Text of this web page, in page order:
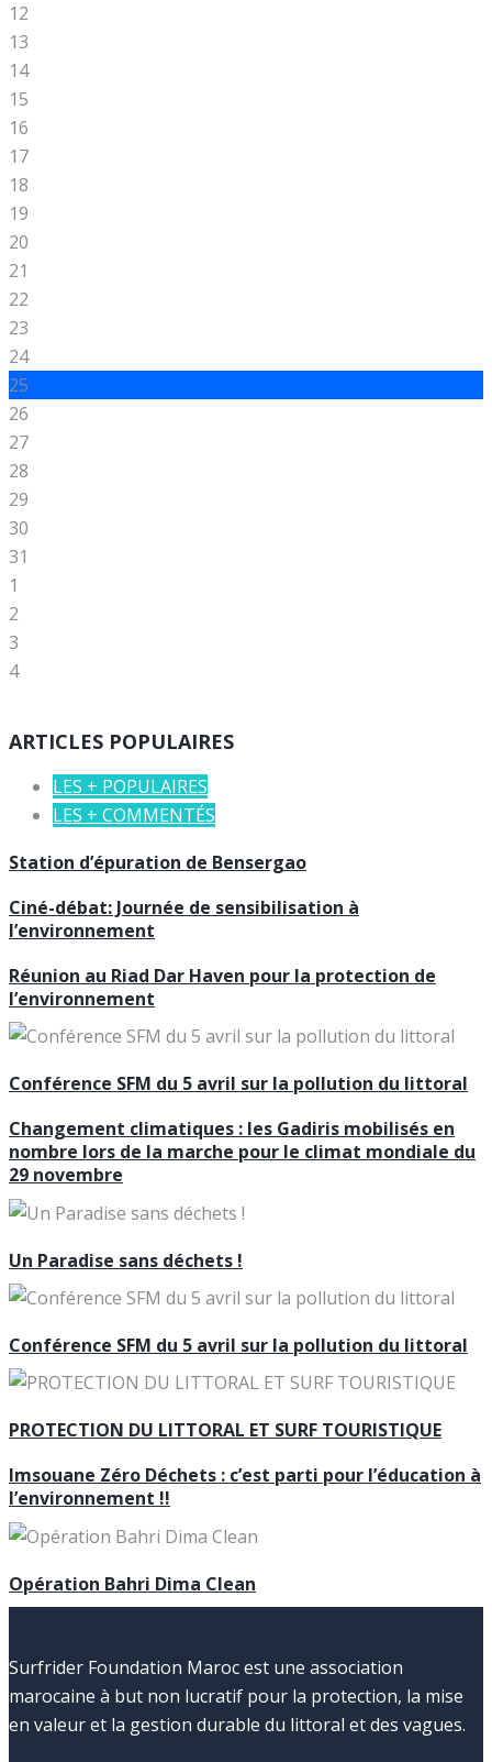
12
13
14
15
16
17
18
19
20
21
22
23
24
25
26
27
28
29
30
31
1
2
3
4
ARTICLES POPULAIRES
LES + POPULAIRES
LES + COMMENTÉS
Station d’épuration de Bensergao
Ciné-débat: Journée de sensibilisation à
l’environnement
Réunion au Riad Dar Haven pour la protection de
l’environnement
Conférence SFM du 5 avril sur la pollution du littoral
Changement climatiques : les Gadiris mobilisés en
nombre lors de la marche pour le climat mondiale du
29 novembre
Un Paradise sans déchets !
Conférence SFM du 5 avril sur la pollution du littoral
PROTECTION DU LITTORAL ET SURF TOURISTIQUE
Imsouane Zéro Déchets : c’est parti pour l’éducation à
l’environnement !!
Opération Bahri Dima Clean
Surfrider Foundation Maroc est une association
marocaine à but non lucratif pour la protection, la mise
en valeur et la gestion durable du littoral et des vagues.